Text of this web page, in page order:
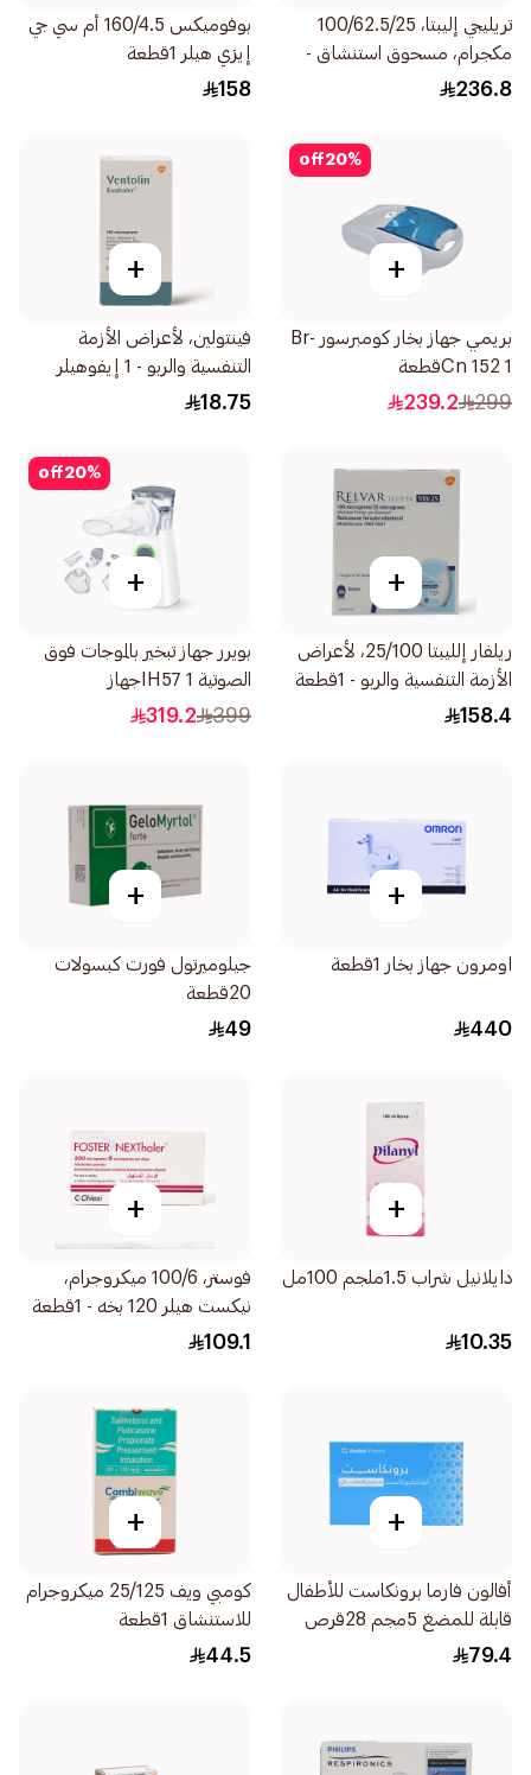
تريليجي إليبتا، 100/62.5/25
مكجرام، مسحوق استنشاق -
30 جرعة 1قطعة
236.8
بوفوميكس 160/4.5 أم سي جي
إيزي هيلر 1قطعة
158
20%
off
+
بريمي جهاز بخار كومبرسور Br-
Cn 152 1قطعة
299
239.2
+
فينتولين، لأعراض الأزمة
التنفسية والربو - 1 إيفوهيلر
1قطعة
18.75
+
ريلفار إلليبتا 25/100، لأعراض
الأزمة التنفسية والربو - 1قطعة
158.4
20%
off
+
بويرر جهاز تبخير بالموجات فوق
الصوتية IH57 1جهاز
399
319.2
+
اومرون جهاز بخار 1قطعة
440
+
جيلوميرتول فورت كبسولات
20قطعة
49
+
دايلانيل شراب 1.5ملجم 100مل
10.35
+
فوستر، 100/6 ميكروجرام،
نيكست هيلر 120 بخه - 1قطعة
109.1
+
أفالون فارما برونكاست للأطفال
قابلة للمضغ 5مجم 28قرص
79.4
+
كومبي ويف 25/125 ميكروجرام
للاستنشاق 1قطعة
44.5